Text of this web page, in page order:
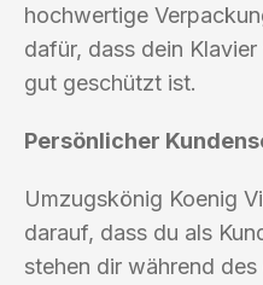
hochwertige
dafür, dass dein
gut geschützt ist.
Persönlicher
Umzugskönig Koenig
darauf, dass du als
stehen dir während des